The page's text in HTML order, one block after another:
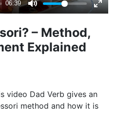
– Method,
Explained
video Dad Verb gives an
method and how it is